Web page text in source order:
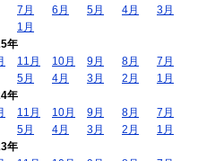
7月 6月 5月 4月
3月
1月
年
11月 10月 9月 8月
7月
5月 4月 3月 2月
1月
年
11月 10月 9月 8月
7月
5月 4月 3月 2月
1月
年